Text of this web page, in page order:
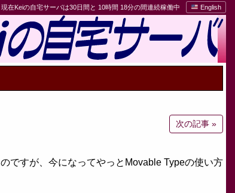
現在Keiの自宅サーバは30日間と 10時間 18分の間連続稼働中 English
次の記事 »
ですが、今になってやっとMovable Typeの使い方